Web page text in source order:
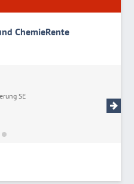
ChemieRente
SE